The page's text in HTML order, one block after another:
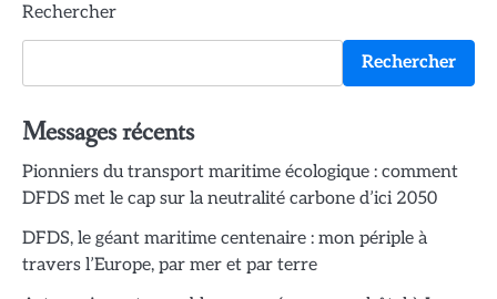
Rechercher
Rechercher
Messages récents
Pionniers du transport maritime écologique : comment
DFDS met le cap sur la neutralité carbone d’ici 2050
DFDS, le géant maritime centenaire : mon périple à
travers l’Europe, par mer et par terre